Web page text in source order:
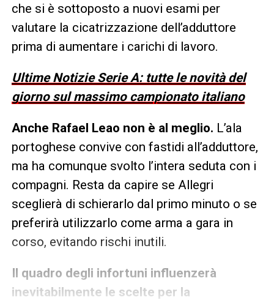
che si è sottoposto a nuovi esami per
valutare la cicatrizzazione dell’adduttore
prima di aumentare i carichi di lavoro.
Ultime Notizie Serie A: tutte le novità del
giorno sul massimo campionato italiano
Anche Rafael Leao non è al meglio. L’ala
portoghese convive con fastidi all’adduttore,
ma ha comunque svolto l’intera seduta con i
compagni. Resta da capire se Allegri
sceglierà di schierarlo dal primo minuto o se
preferirà utilizzarlo come arma a gara in
corso, evitando rischi inutili.
Il quadro degli infortuni influenzerà
inevitabilmente le scelte per la